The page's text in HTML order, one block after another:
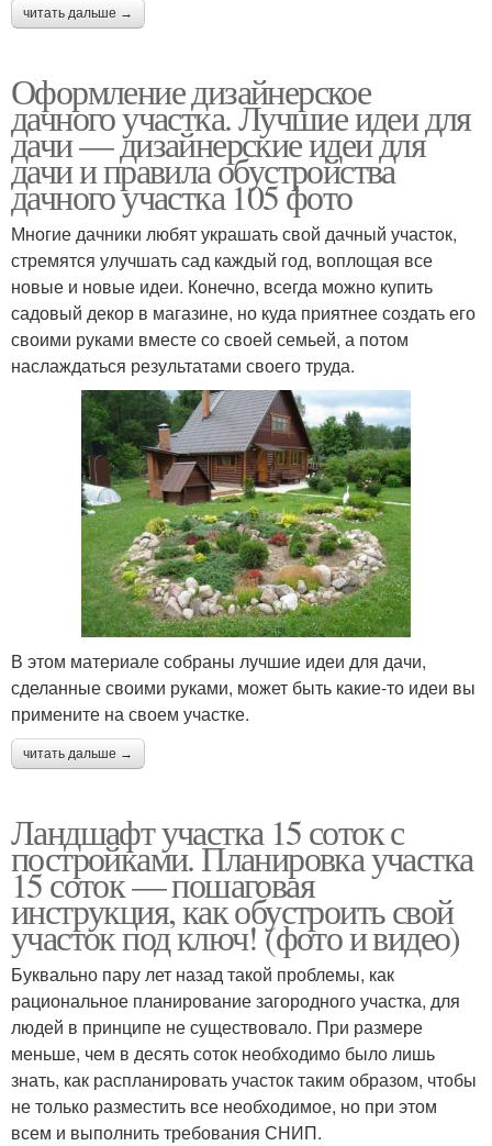
читать дальше →
Оформление дизайнерское
дачного участка. Лучшие идеи для
дачи — дизайнерские идеи для
дачи и правила обустройства
дачного участка 105 фото
Многие дачники любят украшать свой дачный участок,
стремятся улучшать сад каждый год, воплощая все
новые и новые идеи. Конечно, всегда можно купить
садовый декор в магазине, но куда приятнее создать его
своими руками вместе со своей семьей, а потом
наслаждаться результатами своего труда.
В этом материале собраны лучшие идеи для дачи,
сделанные своими руками, может быть какие-то идеи вы
примените на своем участке.
читать дальше →
Ландшафт участка 15 соток с
постройками. Планировка участка
15 соток — пошаговая
инструкция, как обустроить свой
участок под ключ! (фото и видео)
Буквально пару лет назад такой проблемы, как
рациональное планирование загородного участка, для
людей в принципе не существовало. При размере
меньше, чем в десять соток необходимо было лишь
знать, как распланировать участок таким образом, чтобы
не только разместить все необходимое, но при этом
всем и выполнить требования СНИП.